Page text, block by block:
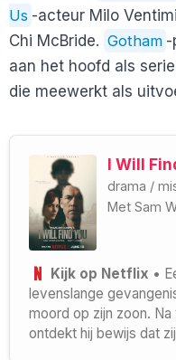
Us -acteur Milo
Chi McBride. Gotham -
aan het hoofd als
die meewerkt als
I Will
drama /
Met Sam
Kijk op Netflix •
levenslange
moord op zijn zoon.
ontdekt hij bewijs dat